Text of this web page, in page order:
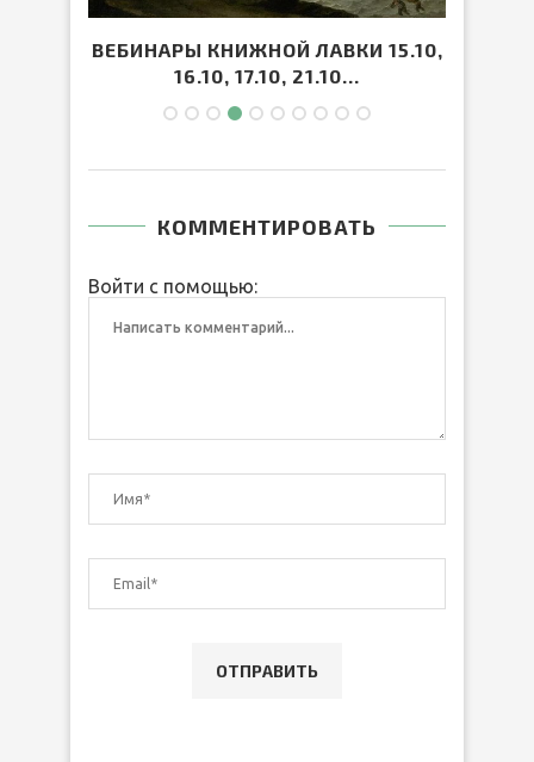
ВЕБИНАРЫ КНИЖНОЙ ЛАВКИ 15.10,
16.10, 17.10, 21.10...
КОММЕНТИРОВАТЬ
Войти с помощью: